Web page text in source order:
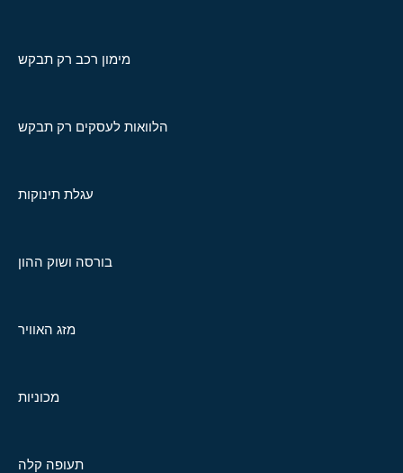
מימון רכב רק תבקש
הלוואות לעסקים רק תבקש
עגלת תינוקות
בורסה ושוק ההון
מזג האוויר
מכוניות
תעופה קלה